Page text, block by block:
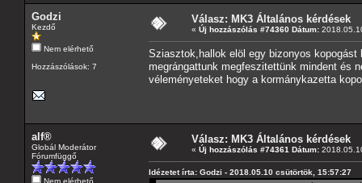
Godzi
Kezdő
Nem elérhető
Hozzászólások: 7
Válasz: MK3 Általános kérdések
« Új hozzászólás #74360 Dátum:
Sziasztok,hallok elöl egy bizonyos
megrángattunk megfeszitettünk mindent és
véleményeteket hogy a kormánykazetta
alf®
Globál Moderátor
Fórumfüggő
Nem elérhető
Válasz: MK3 Általános kérdések
« Új hozzászólás #74361 Dátum:
Idézetet írta: Godzi - 2018.05.10 csütörtök, 15:57:27